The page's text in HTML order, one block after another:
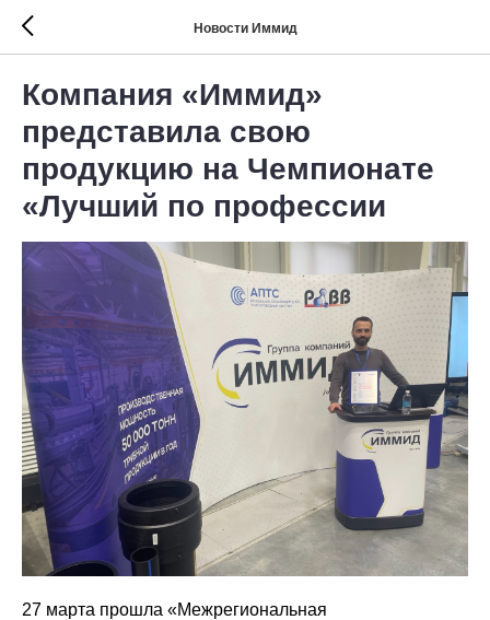
Новости Иммид
Компания «Иммид»
представила свою
продукцию на Чемпионате
«Лучший по профессии
27 марта прошла «Межрегиональная